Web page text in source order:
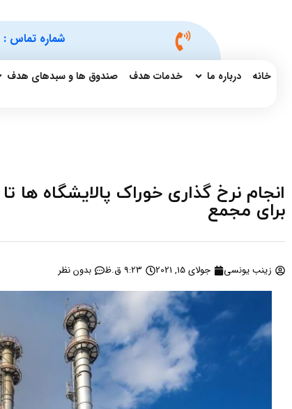
شماره تماس :
خانه درباره ما خدمات هدف صندوق ها و سبدهای هدف
برای مجمع
زینب یونسی جولای 15, 2021 9:23 ق.ظ بدون نظر